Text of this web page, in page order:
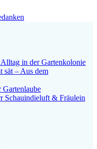
in der Gartenkolonie
sät – Aus dem
Schauindieluft & Fräulein